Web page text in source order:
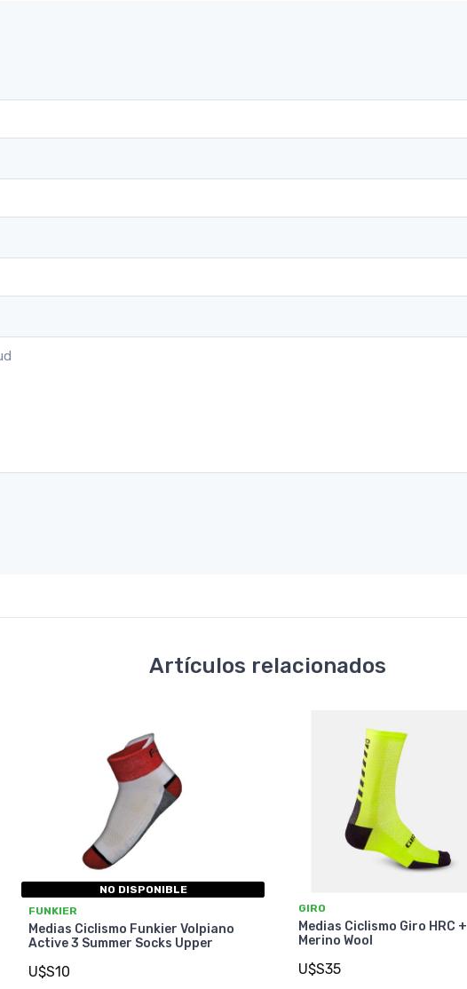
Artículos relacionados
NO DISPONIBLE
FUNKIER
Medias Ciclismo Funkier Volpiano
Active 3 Summer Socks Upper
U$S10
GIRO
Medias Ciclismo Giro HRC +
Merino Wool
U$S35